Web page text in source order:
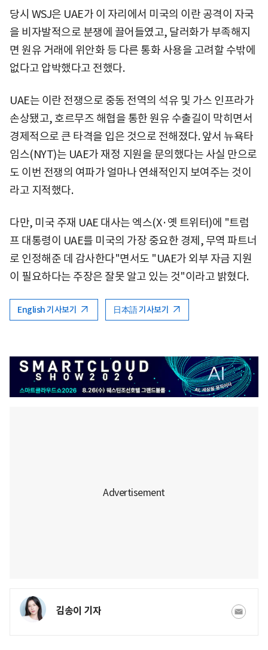
당시 WSJ은 UAE가 이 자리에서 미국의 이란 공격이 자국
을 비자발적으로 분쟁에 끌어들였고, 달러화가 부족해지
면 원유 거래에 위안화 등 다른 통화 사용을 고려할 수밖에
없다고 압박했다고 전했다.
UAE는 이란 전쟁으로 중동 전역의 석유 및 가스 인프라가
손상됐고, 호르무즈 해협을 통한 원유 수출길이 막히면서
경제적으로 큰 타격을 입은 것으로 전해졌다. 앞서 뉴욕타
임스(NYT)는 UAE가 재정 지원을 문의했다는 사실 만으로
도 이번 전쟁의 여파가 얼마나 연쇄적인지 보여주는 것이
라고 지적했다.
다만, 미국 주재 UAE 대사는 엑스(X·옛 트위터)에 "트럼
프 대통령이 UAE를 미국의 가장 중요한 경제, 무역 파트너
로 인정해준 데 감사한다"면서도 "UAE가 외부 자금 지원
이 필요하다는 주장은 잘못 알고 있는 것"이라고 밝혔다.
English 기사보기 日本語 기사보기
김송이 기자